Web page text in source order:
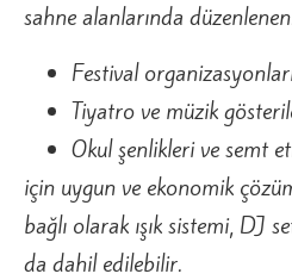
sahne alanlarında
Festival
Tiyatro ve müzik
Okul şenlikleri ve semt
için uygun ve ekonomik
bağlı olarak ışık sistemi, DJ
da dahil edilebilir.